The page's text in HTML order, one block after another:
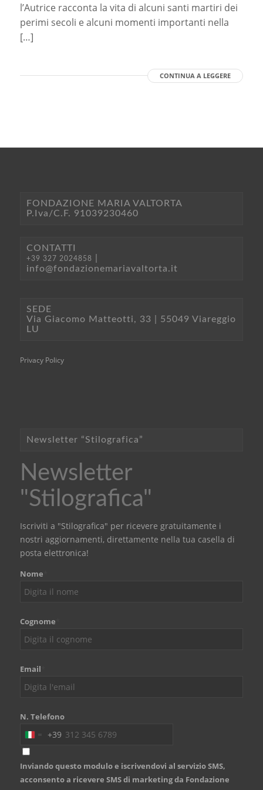
l’Autrice racconta la vita di alcuni santi martiri dei
perimi secoli e alcuni momenti importanti nella
[…]
CONTINUA A LEGGERE
FONDAZIONE MARIA VALTORTA
P.Iva/C.F. 91039230460
CONTATTI
+39 327 2024858
info@fondazionemariavaltorta.it
SEDE
Via Giacomo Matteotti, 33 | 55049 Viareggio
LU
Privacy Policy
Newsletter “Stilografica”
Newsletter
"Stilografica"
Iscriviti a "Stilografica" per ricevere gratuitamente i
nostri aggiornamenti, direttamente nella tua casella di
posta elettronica!
Nome
Cognome
Email
N. Telefono
Italy
+39
+39
Inviando questo modulo e iscrivendovi al servizio SMS,
acconsento a ricevere SMS di marketing da Fondazione